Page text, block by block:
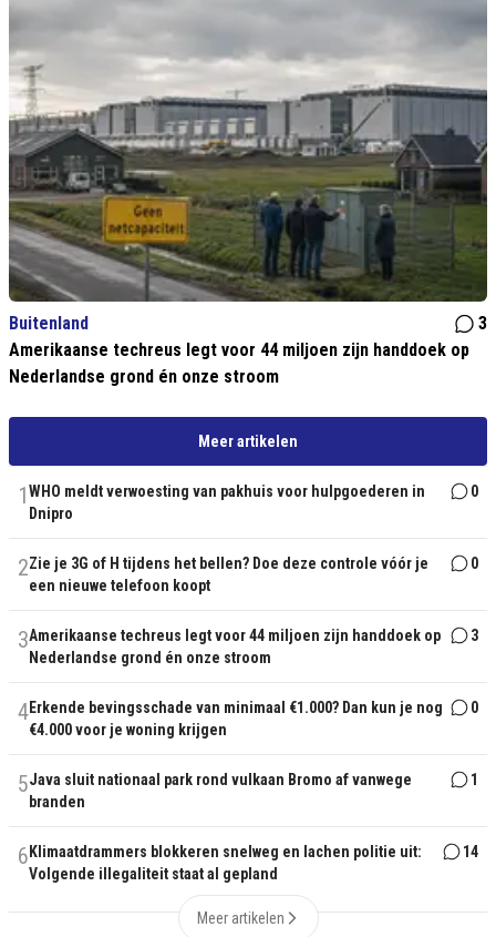
Buitenland
3
Amerikaanse techreus legt voor 44 miljoen zijn handdoek op
Nederlandse grond én onze stroom
Meer artikelen
1WHO meldt verwoesting van pakhuis voor hulpgoederen in
Dnipro
0
2Zie je 3G of H tijdens het bellen? Doe deze controle vóór je
een nieuwe telefoon koopt
0
3Amerikaanse techreus legt voor 44 miljoen zijn handdoek op
Nederlandse grond én onze stroom
3
4Erkende bevingsschade van minimaal €1.000? Dan kun je nog
€4.000 voor je woning krijgen
0
5Java sluit nationaal park rond vulkaan Bromo af vanwege
branden
1
6 Klimaatdrammers blokkeren snelweg en lachen politie uit:
Volgende illegaliteit staat al gepland
14
Meer artikelen